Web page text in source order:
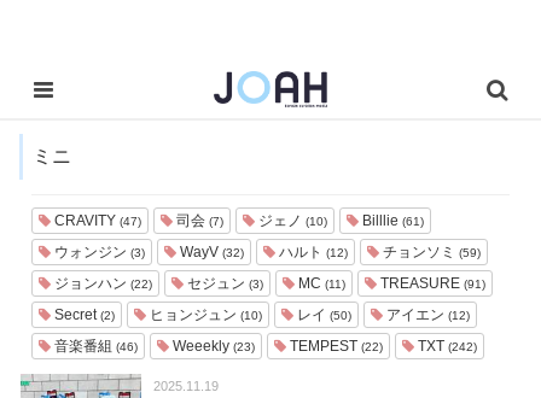
ミニ
CRAVITY (47) 司会 (7) ジェノ (10) Billlie (61)
ウォンジン (3) WayV (32) ハルト (12) チョンソミ (59)
ジョンハン (22) セジュン (3) MC (11) TREASURE (91)
Secret(2) ヒョンジュン (10) レイ (50) アイエン (12)
音楽番組 (46) Weeekly (23) TEMPEST (22) TXT (242)
2025.11.19